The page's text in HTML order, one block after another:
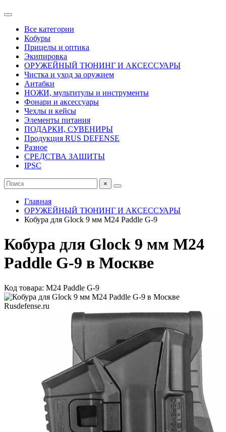
Все категории
Кобуры
Прицелы и оптика
Экипировка
ОРУЖЕЙНЫЙ ТЮНИНГ И АКСЕССУАРЫ
Чистка и уход за оружием
Антабки
НОЖИ, мультитулы и инструменты
Фонари и аксессуары
Чехлы и кейсы
Элементы питания
ПОДАРКИ, СУВЕНИРЫ
Продукция RUS DEFENSE
Разное
СРЕДСТВА ЗАЩИТЫ
IPSC
×
Главная
ОРУЖЕЙНЫЙ ТЮНИНГ И АКСЕССУАРЫ
Кобура для Glock 9 мм M24 Paddle G-9
Кобура для Glock 9 мм M24
Paddle G-9 в Москве
Код товара: M24 Paddle G-9